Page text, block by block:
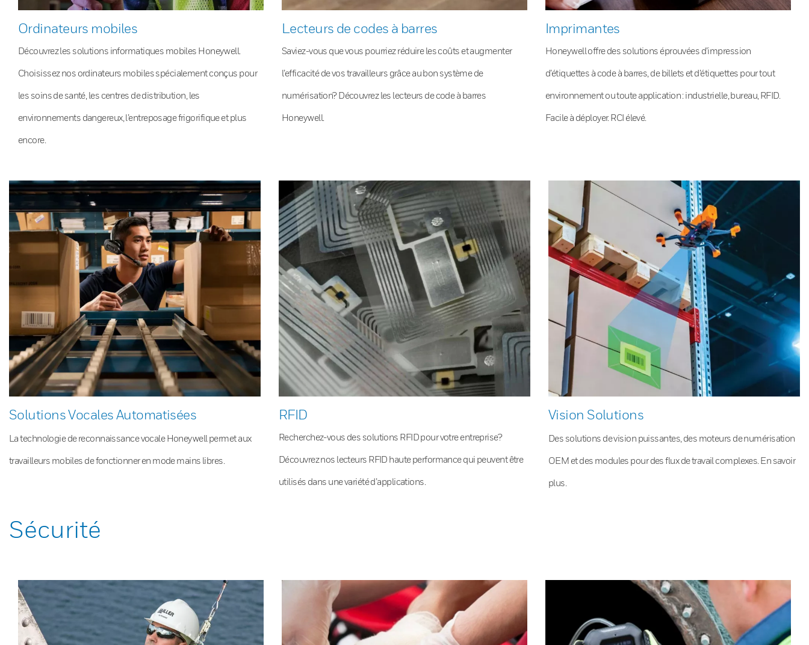
Ordinateurs mobiles
Découvrez les solutions informatiques mobiles Honeywell.
Choisissez nos ordinateurs mobiles spécialement conçus pour
les soins de santé, les centres de distribution, les
environnements dangereux, l’entreposage frigorifique et plus
encore.
Lecteurs de codes à barres
Saviez-vous que vous pourriez réduire les coûts et augmenter
l’efficacité de vos travailleurs grâce au bon système de
numérisation? Découvrez les lecteurs de code à barres
Honeywell.
Imprimantes
Honeywell offre des solutions éprouvées d’impression
d’étiquettes à code à barres, de billets et d’étiquettes pour tout
environnement ou toute application : industrielle, bureau, RFID.
Facile à déployer. RCI élevé.
Solutions Vocales Automatisées
La technologie de reconnaissance vocale Honeywell permet aux
travailleurs mobiles de fonctionner en mode mains libres.
RFID
Recherchez-vous des solutions RFID pour votre entreprise?
Découvrez nos lecteurs RFID haute performance qui peuvent être
utilisés dans une variété d’applications.
Vision Solutions
Des solutions de vision puissantes, des moteurs de numérisation
OEM et des modules pour des flux de travail complexes. En savoir
plus.
Sécurité